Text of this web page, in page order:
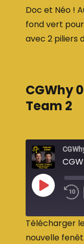
Doc et Néo !
fond vert
avec 2 piliers
CGWhy
Team 2
Acast
SHARE
Télécharger
nouvelle